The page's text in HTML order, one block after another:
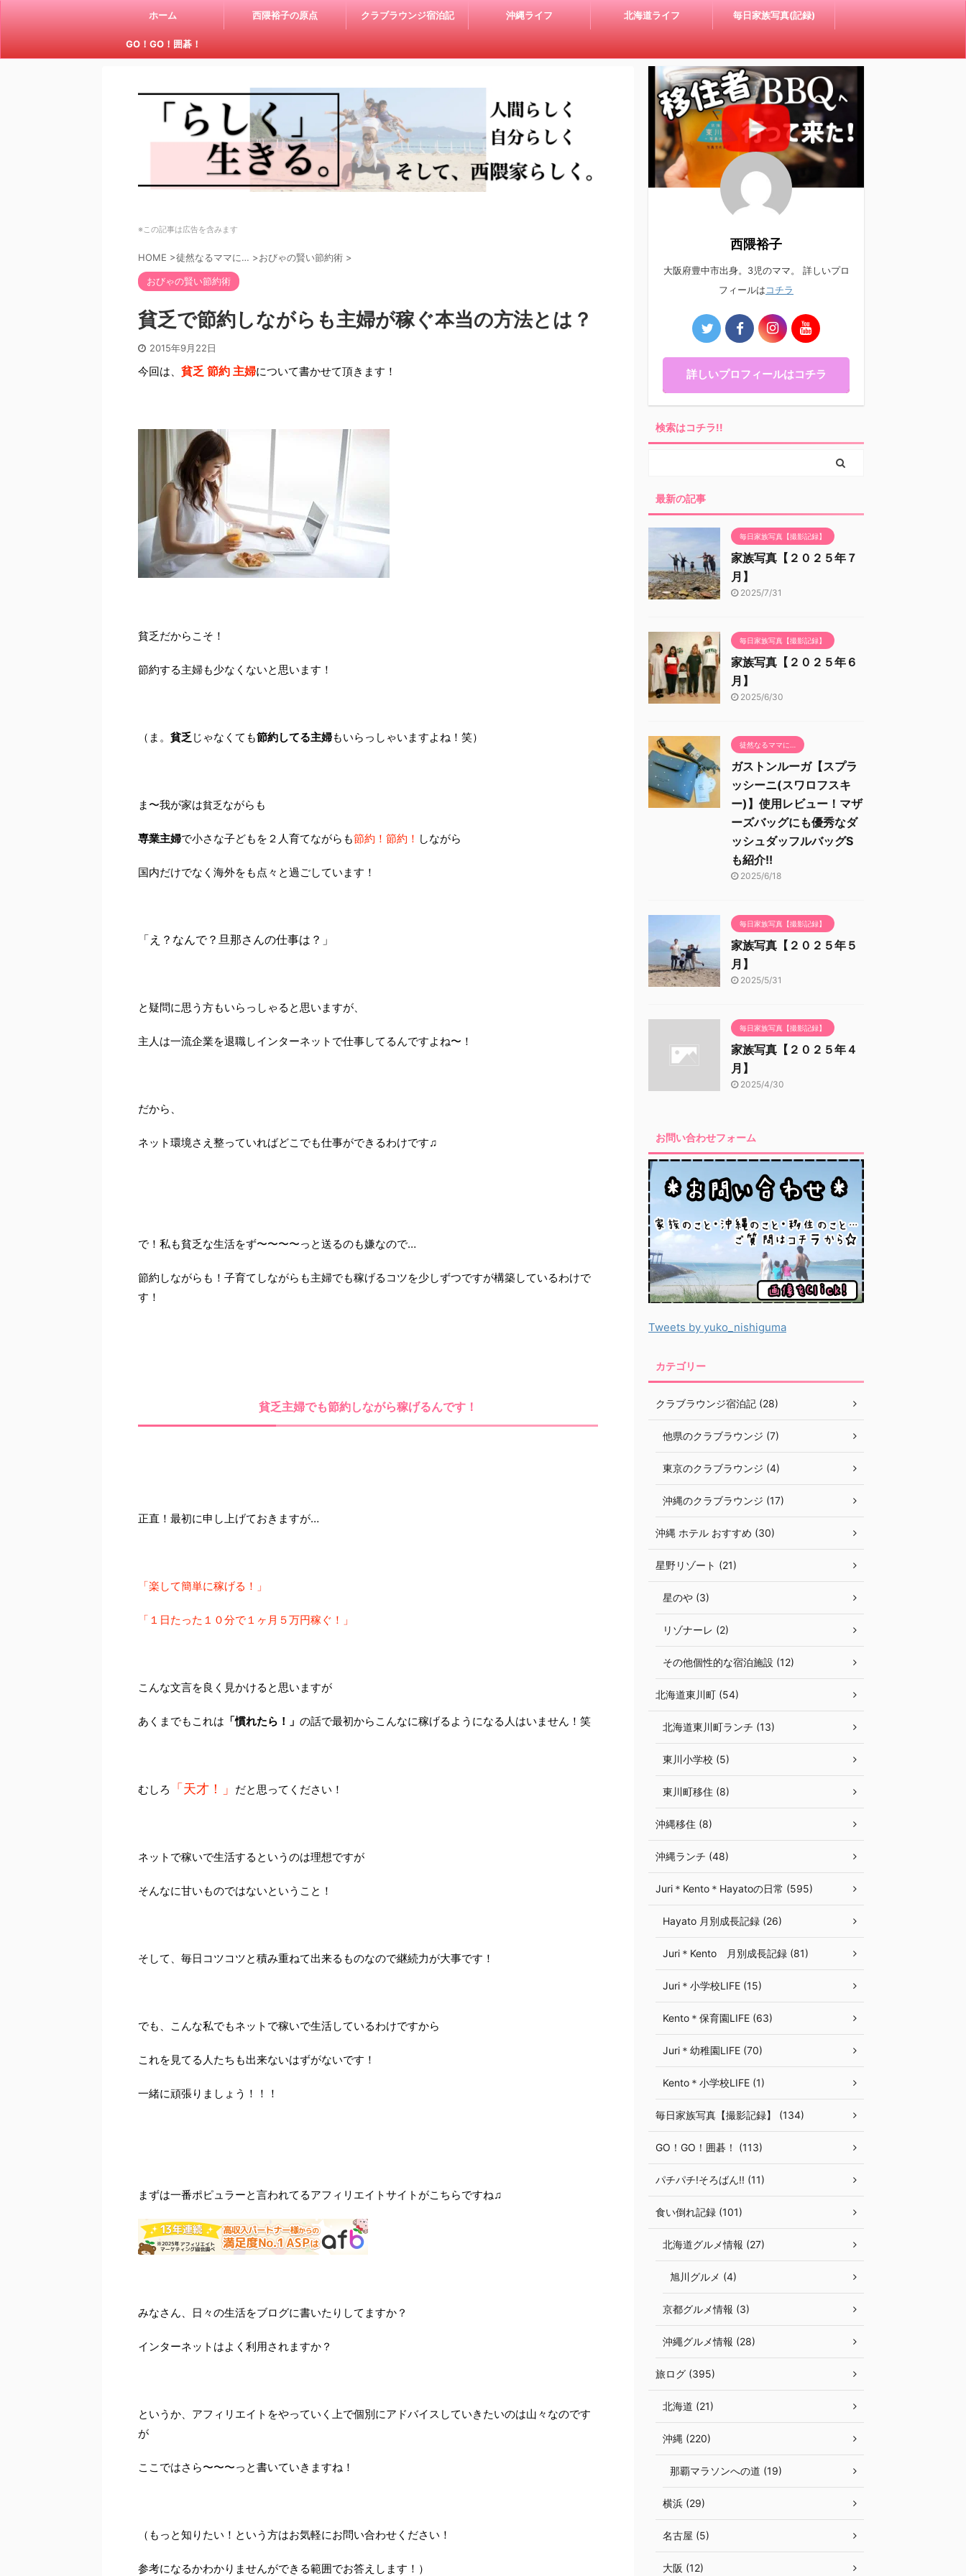
ホーム 西隈裕子の原点 クラブラウンジ宿泊記 沖縄ライフ 北海道ライフ 毎日家族写真(記録)
GO！GO！囲碁！
※この記事は広告を含みます
HOME >徒然なるママに… >おびゃの賢い節約術 >
おびゃの賢い節約術
貧乏で節約しながらも主婦が稼ぐ本当の方法とは？
2015年9月22日
今回は、 貧乏 節約 主婦について書かせて頂きます！
貧乏だからこそ！
節約する主婦も少なくないと思います！
（ま。 貧乏 じゃなくても節約してる主婦もいらっしゃいますよね！笑）
ま〜我が家は貧乏ながらも
専業主婦で小さな子どもを２人育てながらも節約！節約！ しながら
国内だけでなく海外をも点々と過ごしています！
「え？なんで？旦那さんの仕事は？」
と疑問に思う方もいらっしゃると思いますが、
主人は一流企業を退職しインターネットで仕事してるんですよね〜！
だから、
ネット環境さえ整っていればどこでも仕事ができるわけです♫
で！私も貧乏な生活をず〜〜〜〜っと送るのも嫌なので…
節約しながらも！子育てしながらも主婦でも稼げるコツを少しずつですが構築しているわけで
す！
貧乏主婦でも節約しながら稼げるんです！
正直！最初に申し上げておきますが…
「楽して簡単に稼げる！」
「１日たった１０分で１ヶ月５万円稼ぐ！」
こんな文言を良く見かけると思いますが
あくまでもこれは 「慣れたら！」 の話で最初からこんなに稼げるようになる人はいません！笑
むしろ 「天才！」 だと思ってください！
ネットで稼いで生活するというのは理想ですが
そんなに甘いものではないということ！
そして、毎日コツコツと積み重ねて出来るものなので継続力が大事です！
でも、こんな私でもネットで稼いで生活しているわけですから
これを見てる人たちも出来ないはずがないです！
一緒に頑張りましょう！！！
まずは一番ポピュラーと言われてるアフィリエイトサイトがこちらですね♫
みなさん、日々の生活をブログに書いたりしてますか？
インターネットはよく利用されますか？
というか、アフィリエイトをやっていく上で個別にアドバイスしていきたいのは山々なのです
が
ここではさら〜〜〜っと書いていきますね！
（もっと知りたい！という方はお気軽にお問い合わせください！
参考になるかわかりませんができる範囲でお答えします！）
西隈裕子
大阪府豊中市出身。3児のママ。 詳しいプロ
フィールは コチラ
詳しいプロフィールはコチラ
検索はコチラ!!
最新の記事
毎日家族写真【撮影記録】
家族写真【２０２５年７
月】
2025/7/31
毎日家族写真【撮影記録】
家族写真【２０２５年６
月】
2025/6/30
徒然なるママに…
ガストンルーガ【スプラ
ッシーニ(スワロフスキ
ー)】使用レビュー！マザ
ーズバッグにも優秀なダ
ッシュダッフルバッグS
も紹介!!
2025/6/18
毎日家族写真【撮影記録】
家族写真【２０２５年５
月】
2025/5/31
毎日家族写真【撮影記録】
家族写真【２０２５年４
月】
2025/4/30
お問い合わせフォーム
Tweets by yuko_nishiguma
カテゴリー
クラブラウンジ宿泊記 (28)
他県のクラブラウンジ (7)
東京のクラブラウンジ (4)
沖縄のクラブラウンジ (17)
沖縄 ホテル おすすめ (30)
星野リゾート (21)
星のや (3)
リゾナーレ (2)
その他個性的な宿泊施設 (12)
北海道東川町 (54)
北海道東川町ランチ (13)
東川小学校 (5)
東川町移住 (8)
沖縄移住 (8)
沖縄ランチ (48)
Juri＊Kento＊Hayatoの日常 (595)
Hayato 月別成長記録 (26)
Juri＊Kento 月別成長記録 (81)
Juri＊小学校LIFE (15)
Kento＊保育園LIFE (63)
Juri＊幼稚園LIFE (70)
Kento＊小学校LIFE (1)
毎日家族写真【撮影記録】 (134)
GO！GO！囲碁！ (113)
パチパチ!そろばん!! (11)
食い倒れ記録 (101)
北海道グルメ情報 (27)
旭川グルメ (4)
京都グルメ情報 (3)
沖繩グルメ情報 (28)
旅ログ (395)
北海道 (21)
沖縄 (220)
那覇マラソンへの道 (19)
横浜 (29)
名古屋 (5)
大阪 (12)